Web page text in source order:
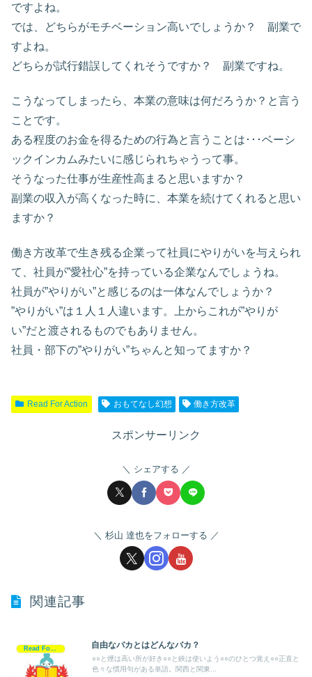
ですよね。
では、どちらがモチベーション高いでしょうか？ 副業で
すよね。
どちらが試行錯誤してくれそうですか？ 副業ですね。
こうなってしまったら、本業の意味は何だろうか？と言う
ことです。
ある程度のお金を得るための行為と言うことは･･･ベーシ
ックインカムみたいに感じられちゃうって事。
そうなった仕事が生産性高まると思いますか？
副業の収入が高くなった時に、本業を続けてくれると思い
ますか？
働き方改革で生き残る企業って社員にやりがいを与えられ
て、社員が”愛社心”を持っている企業なんでしょうね。
社員が”やりがい”と感じるのは一体なんでしょうか？
”やりがい”は１人１人違います。上からこれが”やりが
い”だと渡されるものでもありません。
社員・部下の”やりがい”ちゃんと知ってますか？
Read For Action おもてなし幻想 働き方改革
スポンサーリンク
シェアする
杉山 達也をフォローする
関連記事
Read For Action 自由なバカとはどんなバカ？
○○と煙は高い所が好き○○と鋏は使いよう○○のひとつ覚え○○正直と
色々な慣用句がある単語。関西と関東...